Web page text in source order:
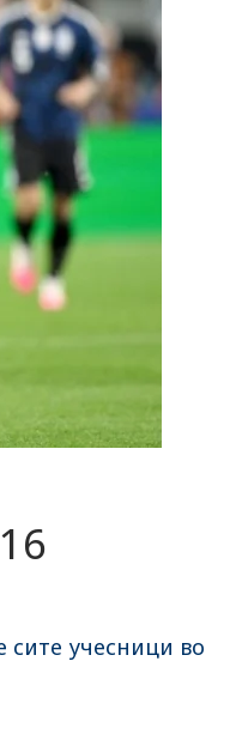
сите учесници во